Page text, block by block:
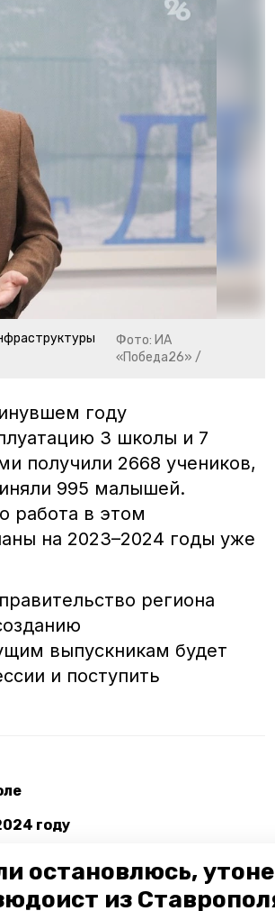
остановлюсь,
из
Фото: ИА
«Победа26» /
году
3 школы и 7
получили 2668 учеников,
995 малышей.
работа в этом
на 2023–2024 годы уже
региона
выпускникам будет
и поступить
году
строительство детского сада